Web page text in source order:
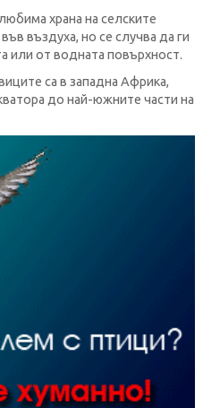
храна на селските
въздуха, но се случва да ги
или от водната повърхност.
са в западна Африка,
до най-южните части на